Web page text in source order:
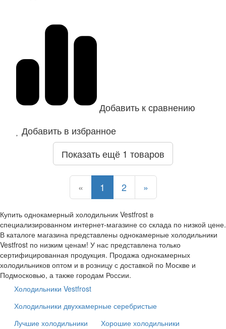
Добавить к сравнению
Добавить в избранное
Показать ещё 1 товаров
«Назад
1 Назад
2Назад
»
Купить однокамерный холодильник Vestfrost в
специализированном интернет-магазине со склада по низкой цене.
В каталоге магазина представлены однокамерные холодильники
Vestfrost по низким ценам! У нас представлена только
сертифицированная продукция. Продажа однокамерных
холодильников оптом и в розницу с доставкой по Москве и
Подмосковью, а также городам России.
Холодильники Vestfrost
Холодильники двухкамерные серебристые
Лучшие холодильники
Хорошие холодильники